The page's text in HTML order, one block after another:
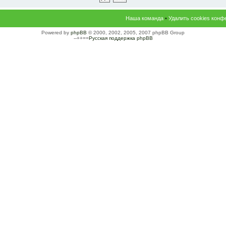
Наша команда • Удалить cookies
Powered by phpBB © 2000, 2002, 2005, 2007 phpBB Group
--++==Русская поддержка phpBB